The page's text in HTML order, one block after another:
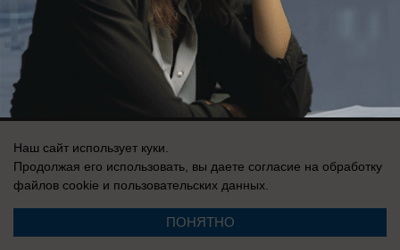
Вакансии
Контакты
Информация
Федеральной службой по надзору в сфере связи, информационных
технологий и массовых коммуникаций (Роскомнадзор) 19 июля 2019 г.
Наш сайт использует куки.
Продолжая его использовать, вы даете согласие на обработку
файлов cookie и пользовательских данных.
ПОНЯТНО